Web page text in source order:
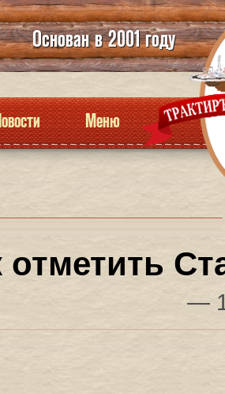
Основан в 2001 году
Меню
отметить
—